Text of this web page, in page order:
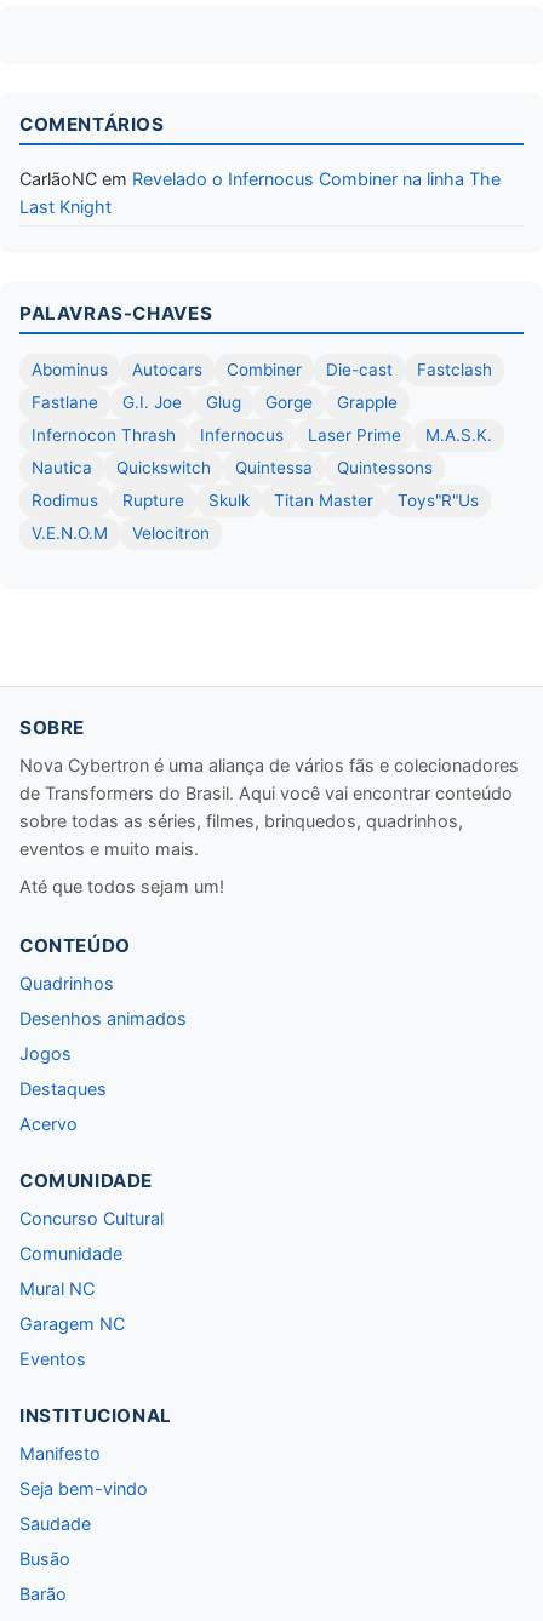
COMENTÁRIOS
CarlãoNC em Revelado o Infernocus Combiner na linha The
Last Knight
PALAVRAS-CHAVES
Abominus Autocars Combiner Die-cast
Fastclash
Fastlane
G.I. Joe Glug Gorge
Grapple
Infernocon Thrash
Infernocus Laser Prime
M.A.S.K.
Nautica
Quickswitch Quintessa
Quintessons
Rodimus
Rupture Skulk Titan Master
Toys"R"Us
V.E.N.O.M
Velocitron
SOBRE
Nova Cybertron é uma aliança de vários fãs e colecionadores
de Transformers do Brasil. Aqui você vai encontrar conteúdo
sobre todas as séries, filmes, brinquedos, quadrinhos,
eventos e muito mais.
Até que todos sejam um!
CONTEÚDO
Quadrinhos
Desenhos animados
Jogos
Destaques
Acervo
COMUNIDADE
Concurso Cultural
Comunidade
Mural NC
Garagem NC
Eventos
INSTITUCIONAL
Manifesto
Seja bem-vindo
Saudade
Busão
Barão